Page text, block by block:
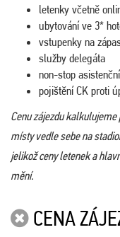
letenky včetně
ubytování ve 3*
vstupenky na
služby delegáta
non-stop
pojištění CK proti
Cenu zájezdu
místy vedle sebe na
jelikož ceny letenek a
mění.
CENA